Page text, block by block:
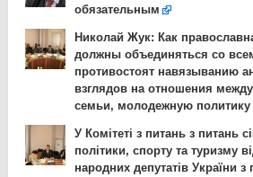
обязательным
Николай Жук: Как
должны объединяться со
противостоят навязыванию
взглядов на отношения
семьи, молодежную политику
У Комітеті з питань з питань
політики, спорту та туризму
народних депутатів України